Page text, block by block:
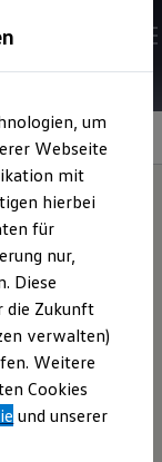
seiner
um
Webseite
mit
hierbei
für
nur,
Diese
die Zukunft
verwalten)
Weitere
Cookies
und unserer